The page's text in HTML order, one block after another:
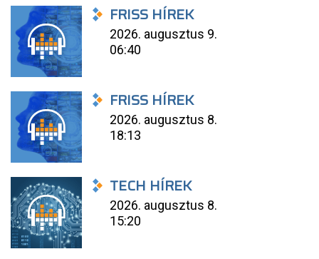
FRISS HÍREK
2026. augusztus 9.
06:40
FRISS HÍREK
2026. augusztus 8.
18:13
TECH HÍREK
2026. augusztus 8.
15:20